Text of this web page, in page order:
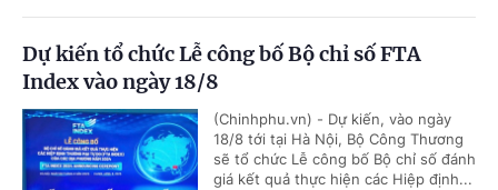
Dự kiến tổ chức Lễ công bố Bộ chỉ số FTA
Index vào ngày 18/8
(Chinhphu.vn) - Dự kiến, vào ngày
18/8 tới tại Hà Nội, Bộ Công Thương
sẽ tổ chức Lễ công bố Bộ chỉ số đánh
giá kết quả thực hiện các Hiệp định...